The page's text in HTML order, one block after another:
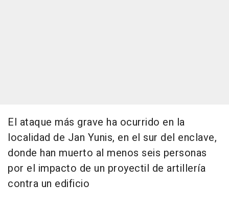
El ataque más grave ha ocurrido en la
localidad de Jan Yunis, en el sur del enclave,
donde han muerto al menos seis personas
por el impacto de un proyectil de artillería
contra un edificio